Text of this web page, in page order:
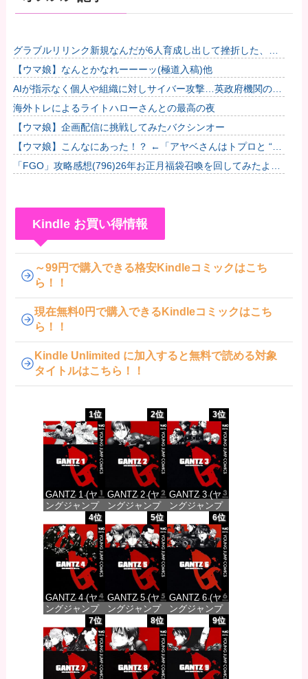
グラブルリリンク新規なんだが6人育成し出して挫折した、こ
れ全キャラ育成するのにどんだけかかるの？他
【ウマ娘】なんとかなれーーーッ(極道入稿)他
AIが指示なく個人や組織に対しサイバー攻撃…英政府機関の性
能評価試験中！
海外トレによるライトハローさんとの最高の夜
【ウマ娘】企画配信に挑戦してみたバクシンオー
【ウマ娘】こんなにあった！？ ←「アヤベさんはトプロと “1”
差だぞ」
「FGO」攻略感想(796)26年お正月福袋召喚を回してみたよ！
Kindle お買い得情報
～99円で購入できる格安Kindleコミックはこち
ら！！
現在無料0円で購入できるKindleコミックはこち
ら！！
Kindle Unlimited に加入すると無料で読める対象
タイトルはこちら！！
1位
GANTZ 1 (ヤ
ングジャンプ
コミックス
DIGITAL)
価格：¥100
2位
GANTZ 2 (ヤ
ングジャンプ
コミックス
DIGITAL)
価格：¥100
3位
GANTZ 3 (ヤ
ングジャンプ
コミックス
DIGITAL)
価格：¥100
4位
GANTZ 4 (ヤ
ングジャンプ
コミックス
DIGITAL)
価格：¥100
5位
GANTZ 5 (ヤ
ングジャンプ
コミックス
DIGITAL)
価格：¥100
6位
GANTZ 6 (ヤ
ングジャンプ
コミックス
DIGITAL)
価格：¥100
7位 8位 9位